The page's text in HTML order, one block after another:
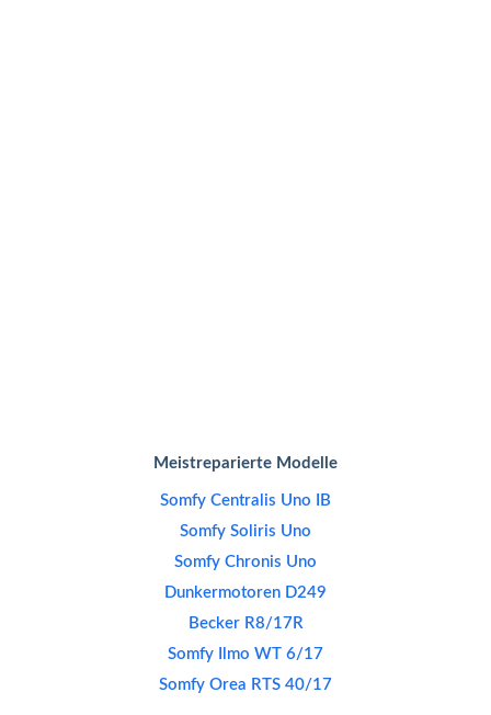
Meistreparierte Modelle
Somfy Centralis Uno IB
Somfy Soliris Uno
Somfy Chronis Uno
Dunkermotoren D249
Becker R8/17R
Somfy Ilmo WT 6/17
Somfy Orea RTS 40/17